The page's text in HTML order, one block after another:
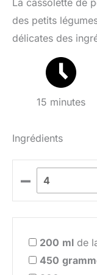
La cassolette de
des petits
délicates des
15 minutes
Ingrédients
–
200 ml de
450